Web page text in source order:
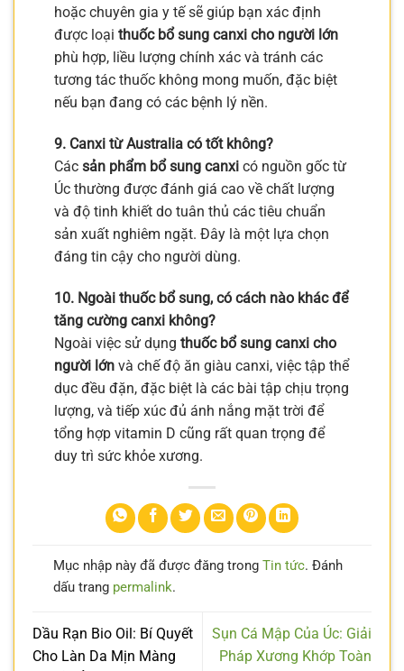
hoặc chuyên gia y tế sẽ giúp bạn xác định
được loại thuốc bổ sung canxi cho người lớn
phù hợp, liều lượng chính xác và tránh các
tương tác thuốc không mong muốn, đặc biệt
nếu bạn đang có các bệnh lý nền.
9. Canxi từ Australia có tốt không?
Các sản phẩm bổ sung canxi có nguồn gốc từ
Úc thường được đánh giá cao về chất lượng
và độ tinh khiết do tuân thủ các tiêu chuẩn
sản xuất nghiêm ngặt. Đây là một lựa chọn
đáng tin cậy cho người dùng.
10. Ngoài thuốc bổ sung, có cách nào khác để
tăng cường canxi không?
Ngoài việc sử dụng thuốc bổ sung canxi cho
người lớn và chế độ ăn giàu canxi, việc tập thể
dục đều đặn, đặc biệt là các bài tập chịu trọng
lượng, và tiếp xúc đủ ánh nắng mặt trời để
tổng hợp vitamin D cũng rất quan trọng để
duy trì sức khỏe xương.
Mục nhập này đã được đăng trong Tin tức. Đánh
dấu trang permalink.
Dầu Rạn Bio Oil: Bí Quyết
Cho Làn Da Mịn Màng
Sụn Cá Mập Của Úc: Giải
Pháp Xương Khớp Toàn